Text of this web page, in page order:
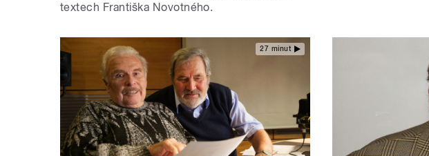
textech Františka Novotného.
27 minut